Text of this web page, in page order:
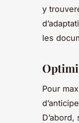
y
les
Pour